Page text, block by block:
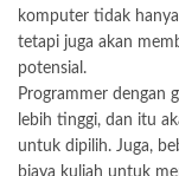
komputer tidak
tetapi juga akan
potensial.
Programmer dengan
lebih tinggi, dan itu
untuk dipilih. Juga,
biaya kuliah untuk